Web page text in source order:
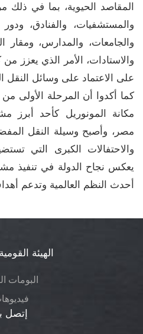
المقاصد الحيوية، بما في ذلك
والمستشفيات، والفنادق، ودور
والجامعات، والمدارس، ومقار
والاستادات، الأمر الذي يعزز من
على الاعتماد على وسائل النقل
كما أكدوا أن المرحلة الأولى
مكانة المونوريل كأحد أبرز
مصر، وأصبح وسيلة النقل
والاحتفالات الكبرى التي
يعكس نجاح الدولة في تنفيذ
أحدث النظم العالمية وتدعم
الهيئة القومية
البومات
فيديوهات
إتصل بنا